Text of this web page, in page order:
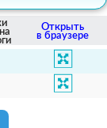
Открыть
в браузере